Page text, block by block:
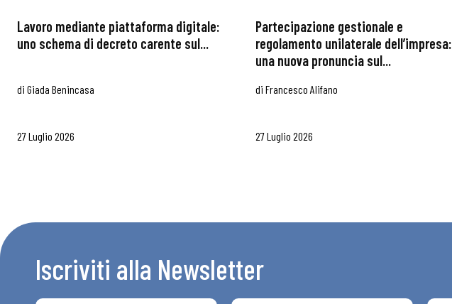
Lavoro mediante piattaforma digitale:
uno schema di decreto carente sul...
di Giada Benincasa
27 Luglio 2026
Partecipazione gestionale e
regolamento unilaterale dell’impresa:
una nuova pronuncia sul...
di Francesco Alifano
27 Luglio 2026
Iscriviti alla Newsletter